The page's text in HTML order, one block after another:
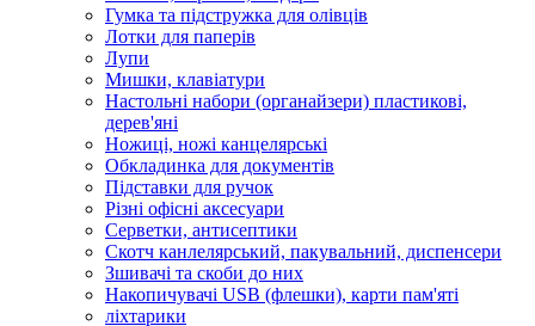
Гумка та підстружка для олівців
Лотки для паперів
Лупи
Мишки, клавіатури
Настольні набори (органайзери) пластикові,
дерев'яні
Ножиці, ножі канцелярські
Обкладинка для документів
Підставки для ручок
Різні офісні аксесуари
Серветки, антисептики
Скотч канлелярський, пакувальний, диспенсери
Зшивачі та скоби до них
Накопичувачі USB (флешки), карти пам'яті
ліхтарики